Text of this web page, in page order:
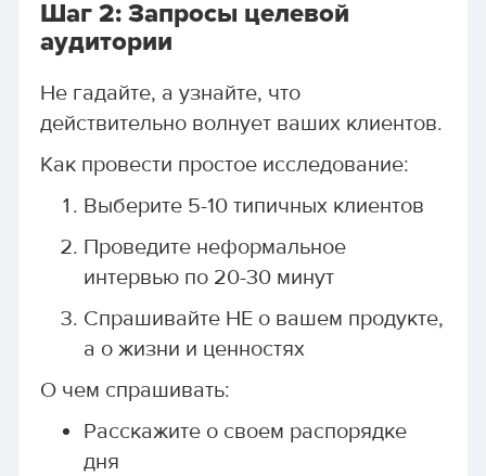
Шаг 2: Запросы целевой
аудитории
Не гадайте, а узнайте, что
действительно волнует ваших клиентов.
Как провести простое исследование:
Выберите 5-10 типичных клиентов
Проведите неформальное
интервью по 20-30 минут
Спрашивайте НЕ о вашем продукте,
а о жизни и ценностях
О чем спрашивать:
Расскажите о своем распорядке
дня